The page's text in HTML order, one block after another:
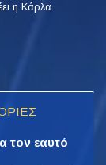
η Κάρλα.
τον εαυτό